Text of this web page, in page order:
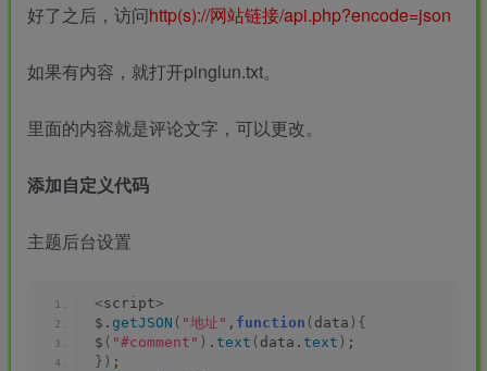
好了之后，访问http(s)://网站链接/api.php?encode=json
如果有内容，就打开pinglun.txt。
里面的内容就是评论文字，可以更改。
添加自定义代码
主题后台设置
<script>
$. getJSON ( "地址" , function ( data ){
$ ( "#comment" ) . text ( data. text ) ;
}) ;